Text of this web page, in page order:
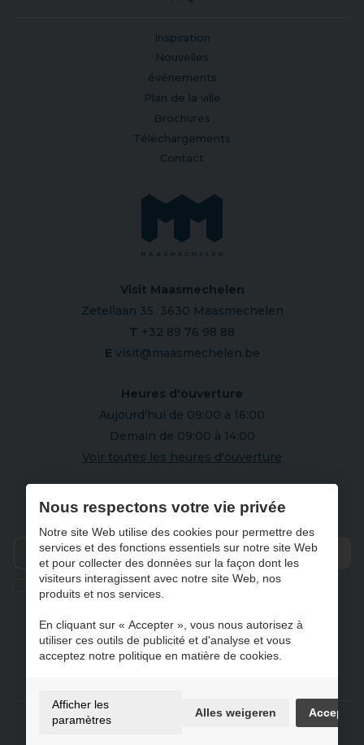
Inspiration
Nouvelles
événements
Plan de la ville
Brochures
Téléchargements
Contact
Visit Maasmechelen
Zetellaan 35 3630 Maasmechelen
T +32 89 76 98 88
E visit@maasmechelen.be
Heures d'ouverture
Aujourd'hui de 09:00 à 16:00
Demain de 09:00 à 14:00
Voir toutes les heures d'ouverture
S'abonner à notre newsletter
Ik geef de toestemming om mijn gegevens te bewaren en
verwerken zoals aangegeven in onze
NL
Gebruiksvoorwaarden & privacybeleid
Nous respectons votre vie privée
Notre site Web utilise des cookies pour permettre des
services et des fonctions essentiels sur notre site Web
et pour collecter des données sur la façon dont les
visiteurs interagissent avec notre site Web, nos
produits et nos services.
En cliquant sur « Accepter », vous nous autorisez à
utiliser ces outils de publicité et d'analyse et vous
acceptez notre politique en matière de cookies.
Afficher les
paramètres
Alles weigeren Accepter